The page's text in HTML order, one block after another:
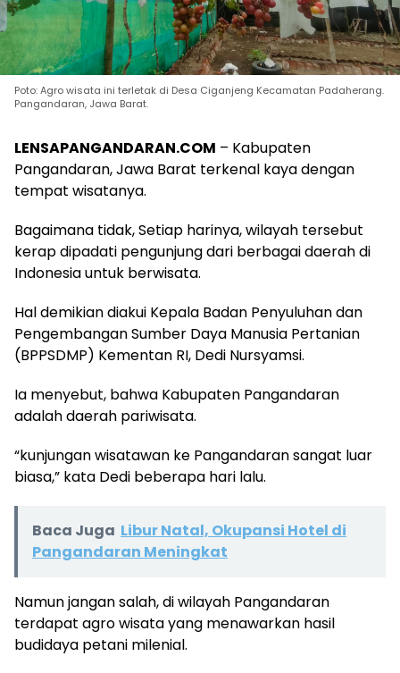
Poto: Agro wisata ini terletak di Desa Ciganjeng Kecamatan Padaherang.
Pangandaran, Jawa Barat.
LENSAPANGANDARAN.COM – Kabupaten
Pangandaran, Jawa Barat terkenal kaya dengan
tempat wisatanya.
Bagaimana tidak, Setiap harinya, wilayah tersebut
kerap dipadati pengunjung dari berbagai daerah di
Indonesia untuk berwisata.
Hal demikian diakui Kepala Badan Penyuluhan dan
Pengembangan Sumber Daya Manusia Pertanian
(BPPSDMP) Kementan RI, Dedi Nursyamsi.
Ia menyebut, bahwa Kabupaten Pangandaran
adalah daerah pariwisata.
“kunjungan wisatawan ke Pangandaran sangat luar
biasa,” kata Dedi beberapa hari lalu.
Baca Juga Libur Natal, Okupansi Hotel di
Pangandaran Meningkat
Namun jangan salah, di wilayah Pangandaran
terdapat agro wisata yang menawarkan hasil
budidaya petani milenial.